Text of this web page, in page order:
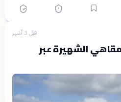
قبل 3 أشهر
الشهيرة عبر